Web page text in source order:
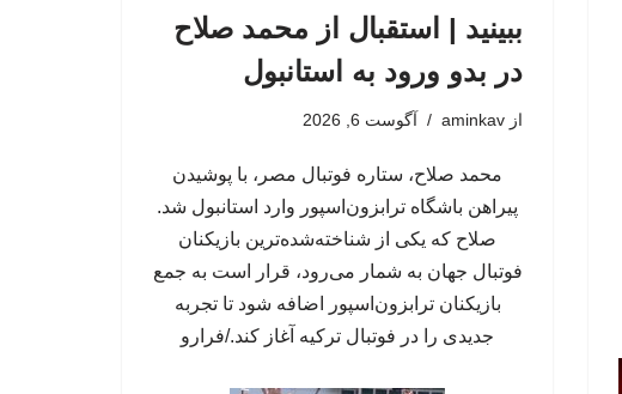
ببینید | استقبال از محمد صلاح
در بدو ورود به استانبول
از aminkav آگوست 6, 2026
محمد صلاح، ستاره فوتبال مصر، با پوشیدن
پیراهن باشگاه ترابزون‌اسپور وارد استانبول شد.
صلاح که یکی از شناخته‌شده‌ترین بازیکنان
فوتبال جهان به شمار می‌رود، قرار است به جمع
بازیکنان ترابزون‌اسپور اضافه شود تا تجربه
جدیدی را در فوتبال ترکیه آغاز کند./فرارو